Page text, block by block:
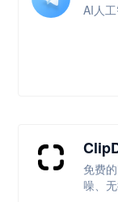
AI人
免费
噪、